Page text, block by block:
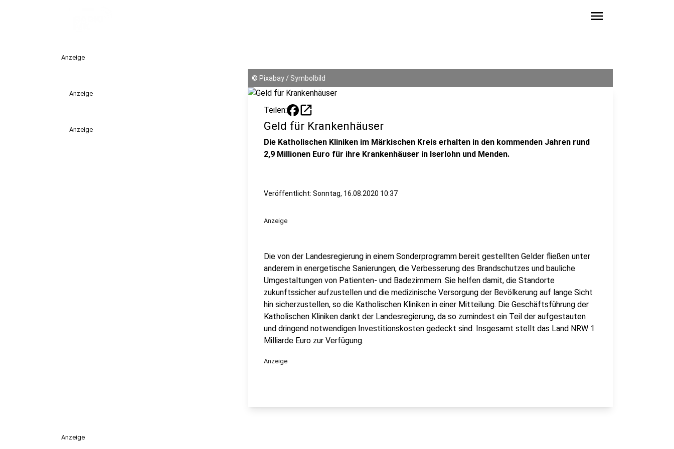
menu
Anzeige
Anzeige
Anzeige
© Pixabay / Symbolbild
Teilen: open_in_new
Geld für Krankenhäuser
Die Katholischen Kliniken im Märkischen Kreis erhalten in den kommenden Jahren rund
2,9 Millionen Euro für ihre Krankenhäuser in Iserlohn und Menden.
Veröffentlicht: Sonntag, 16.08.2020 10:37
Anzeige
Die von der Landesregierung in einem Sonderprogramm bereit gestellten Gelder fließen unter
anderem in energetische Sanierungen, die Verbesserung des Brandschutzes und bauliche
Umgestaltungen von Patienten- und Badezimmern. Sie helfen damit, die Standorte
zukunftssicher aufzustellen und die medizinische Versorgung der Bevölkerung auf lange Sicht
hin sicherzustellen, so die Katholischen Kliniken in einer Mitteilung. Die Geschäftsführung der
Katholischen Kliniken dankt der Landesregierung, da so zumindest ein Teil der aufgestauten
und dringend notwendigen Investitionskosten gedeckt sind. Insgesamt stellt das Land NRW 1
Milliarde Euro zur Verfügung.
Anzeige
Anzeige